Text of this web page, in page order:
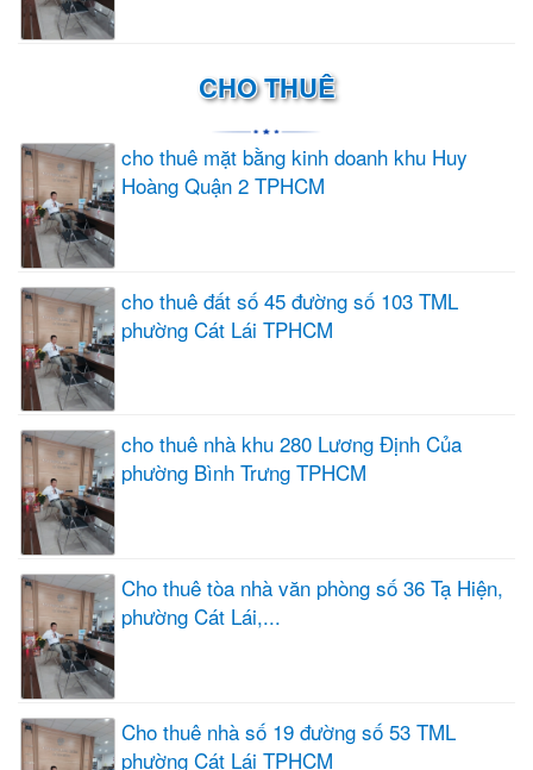
CHO THUÊ
cho thuê mặt bằng kinh doanh khu Huy
Hoàng Quận 2 TPHCM
cho thuê đất số 45 đường số 103 TML
phường Cát Lái TPHCM
cho thuê nhà khu 280 Lương Định Của
phường Bình Trưng TPHCM
Cho thuê tòa nhà văn phòng số 36 Tạ Hiện,
phường Cát Lái,...
Cho thuê nhà số 19 đường số 53 TML
phường Cát Lái TPHCM